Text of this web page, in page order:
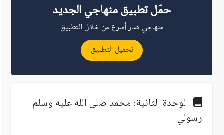
حمّل تطبيق منهاجي الجديد
منهاجي صار أسرع من خلال التطبيق
تحميل التطبيق
الوحدة الثانية: محمد صلى الله عليه وسلم
رسولي